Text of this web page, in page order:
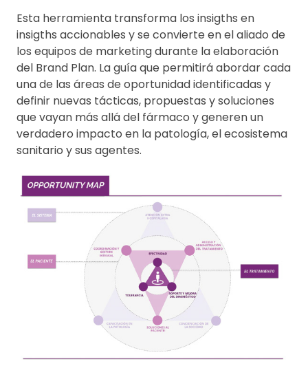
Esta herramienta transforma los insigths en
insigths accionables y se convierte en el aliado de
los equipos de marketing durante la elaboración
del Brand Plan. La guía que permitirá abordar cada
una de las áreas de oportunidad identificadas y
definir nuevas tácticas, propuestas y soluciones
que vayan más allá del fármaco y generen un
verdadero impacto en la patología, el ecosistema
sanitario y sus agentes.